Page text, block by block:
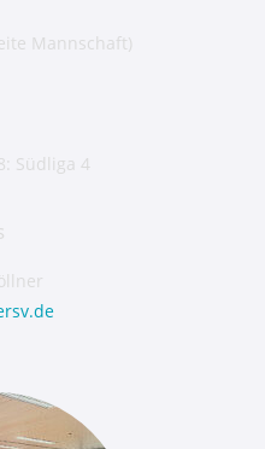
Mannschaft)
Südliga 4